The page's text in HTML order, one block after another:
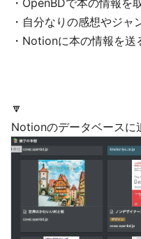
・OpenBDで本の情報を
・自分なりの感想やジャ
・Notionに本の情報を送
🔽
Notionのデータベースに